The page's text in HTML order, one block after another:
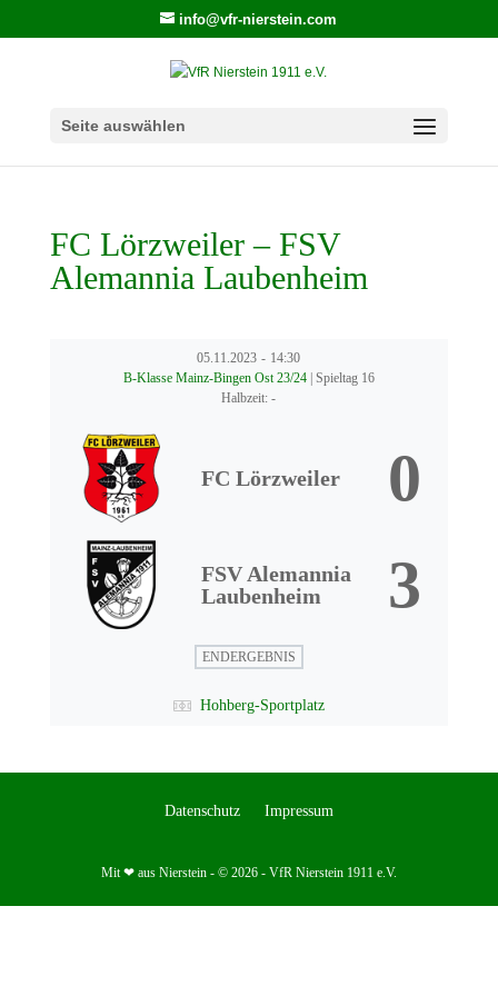
info@vfr-nierstein.com
Seite auswählen
FC Lörzweiler – FSV
Alemannia Laubenheim
05.11.2023 - 14:30
B-Klasse Mainz-Bingen Ost 23/24 | Spieltag 16
Halbzeit: -
FC Lörzweiler 0
FSV Alemannia
Laubenheim
3
ENDERGEBNIS
Hohberg-Sportplatz
Datenschutz Impressum
Mit ❤ aus Nierstein - © 2026 - VfR Nierstein 1911 e.V.